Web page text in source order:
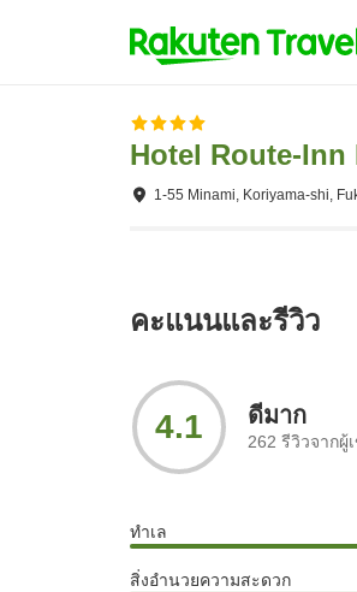
Hotel Route-Inn
1-55 Minami, Koriyama-shi,
คะแนนและรีวิว
4.1 ดีมาก
262 รีวิวจากผู้
ทำเล
สิ่งอำนวยความสะดวก